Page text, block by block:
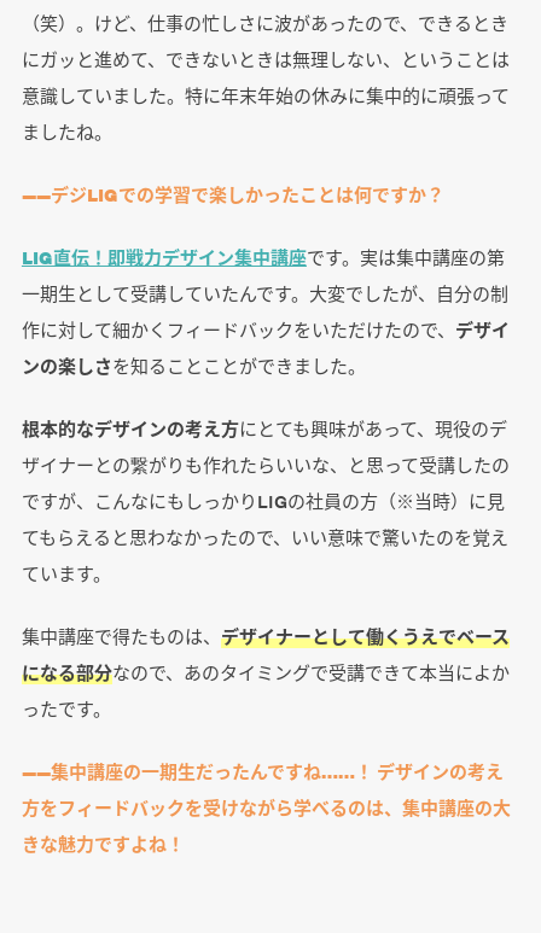
（笑）。けど、仕事の忙しさに波があったので、できるとき
にガッと進めて、できないときは無理しない、ということは
意識していました。特に年末年始の休みに集中的に頑張って
ましたね。
――デジLIGでの学習で楽しかったことは何ですか？
LIG直伝！即戦力デザイン集中講座です。実は集中講座の第
一期生として受講していたんです。大変でしたが、自分の制
作に対して細かくフィードバックをいただけたので、 デザイ
ンの楽しさを知ることことができました。
根本的なデザインの考え方にとても興味があって、現役のデ
ザイナーとの繋がりも作れたらいいな、と思って受講したの
ですが、こんなにもしっかりLIGの社員の方（※当時）に見
てもらえると思わなかったので、いい意味で驚いたのを覚え
ています。
集中講座で得たものは、 デザイナーとして働くうえでベース
になる部分なので、あのタイミングで受講できて本当によか
ったです。
――集中講座の一期生だったんですね……！ デザインの考え
方をフィードバックを受けながら学べるのは、集中講座の大
きな魅力ですよね！